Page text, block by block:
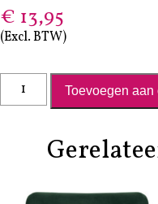
€ 13,95
(Excl. BTW)
Poef Mundi aantal
Toevoegen aan